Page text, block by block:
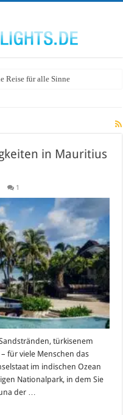
Reise für alle Sinne
Deutschland?
in Mauritius
1
türkisenem
für viele Menschen das
im indischen Ozean
Nationalpark, in dem Sie
der …